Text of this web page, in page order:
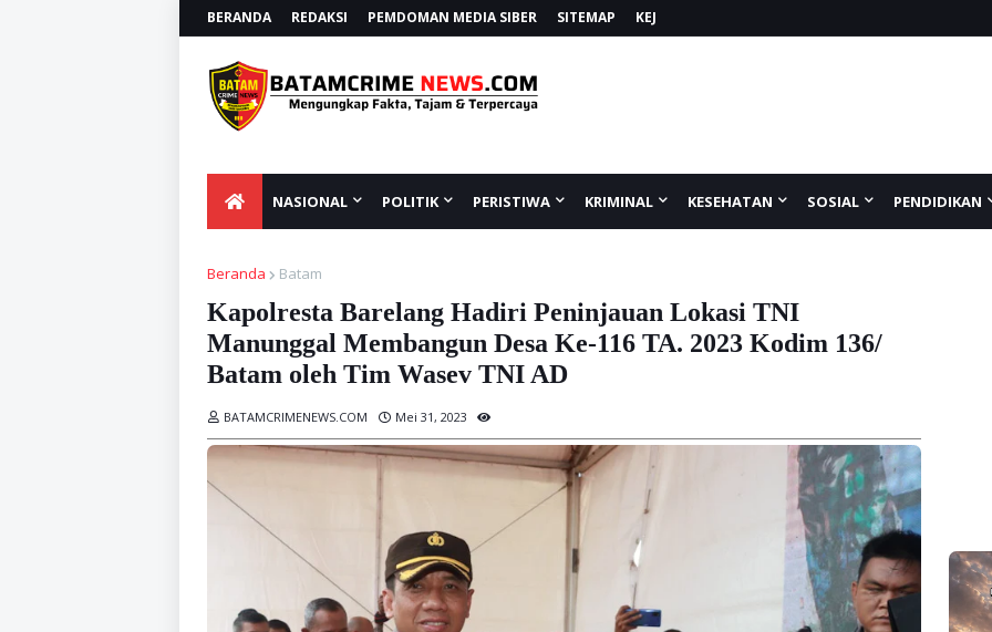
BERANDA REDAKSI PEMDOMAN MEDIA SIBER SITEMAP KEJ
NASIONAL POLITIK PERISTIWA KRIMINAL KESEHATAN SOSIAL PENDIDIKAN
Beranda Batam
Kapolresta Barelang Hadiri Peninjauan Lokasi TNI
Manunggal Membangun Desa Ke-116 TA. 2023 Kodim 136/
Batam oleh Tim Wasev TNI AD
BATAMCRIMENEWS.COM Mei 31, 2023